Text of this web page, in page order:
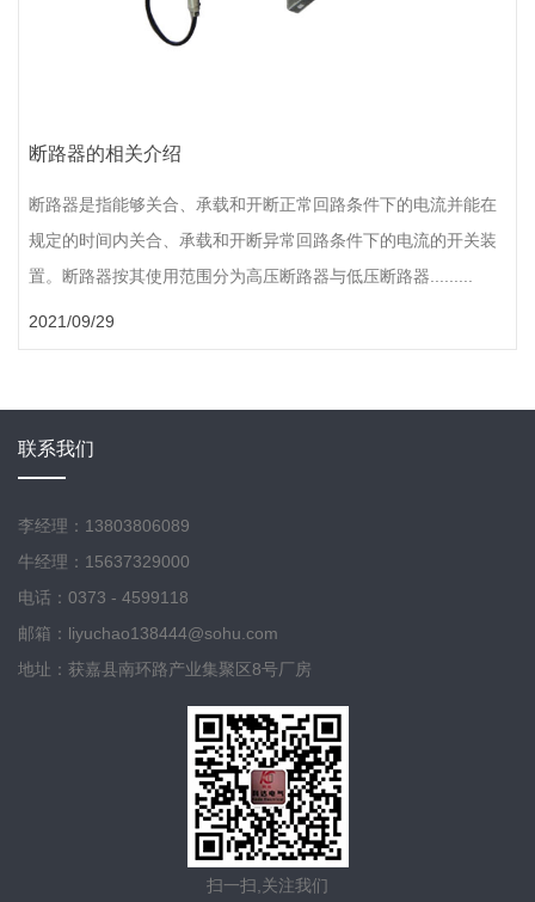
断路器的相关介绍
断路器是指能够关合、承载和开断正常回路条件下的电流并能在
规定的时间内关合、承载和开断异常回路条件下的电流的开关装
置。断路器按其使用范围分为高压断路器与低压断路器.........
2021/09/29
联系我们
李经理：13803806089
牛经理：15637329000
电话：0373 - 4599118
邮箱：liyuchao138444@sohu.com
地址：获嘉县南环路产业集聚区8号厂房
扫一扫,关注我们